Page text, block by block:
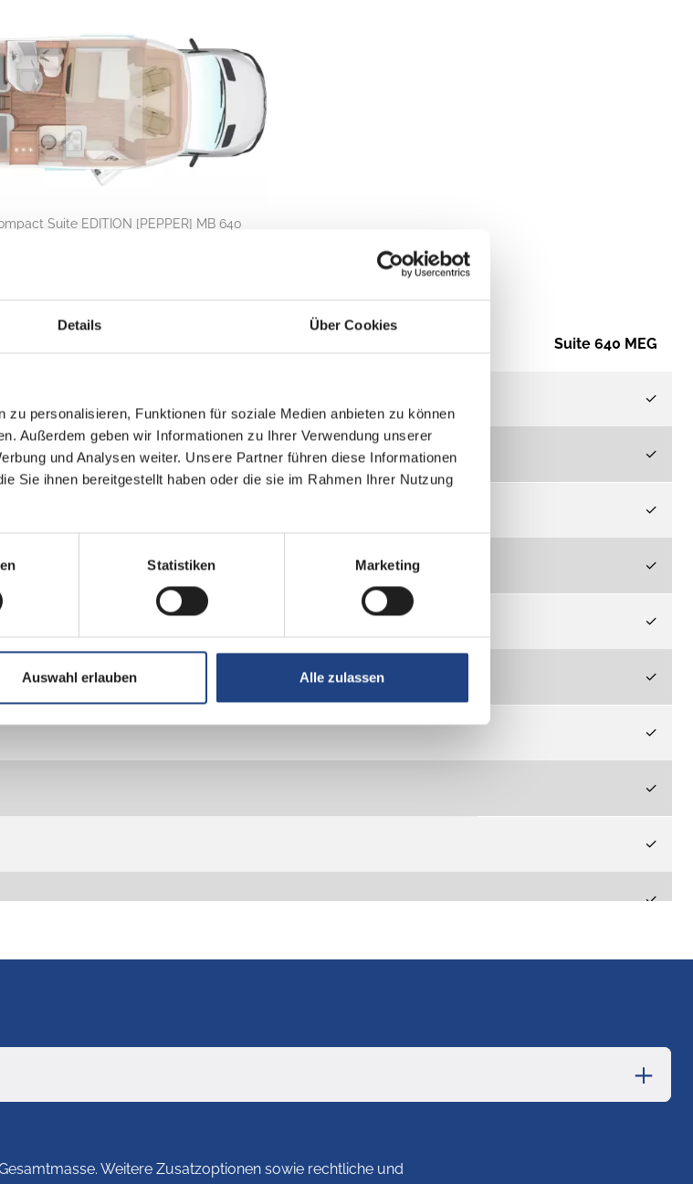
Details Über Cookies
zu personalisieren, Funktionen für soziale Medien anbieten zu können
Außerdem geben wir Informationen zu Ihrer Verwendung unserer
und Analysen weiter. Unsere Partner führen diese Informationen
Sie ihnen bereitgestellt haben oder die sie im Rahmen Ihrer Nutzung
Statistiken Marketing
Auswahl erlauben Alle zulassen
Suite EDITION [PEPPER] MB 640
Suite 640 MEG
Euro VI ✓
✓
✓
✓
✓
✓
✓
✓
✓
✓
und Android Auto
Weitere Zusatzoptionen sowie rechtliche und